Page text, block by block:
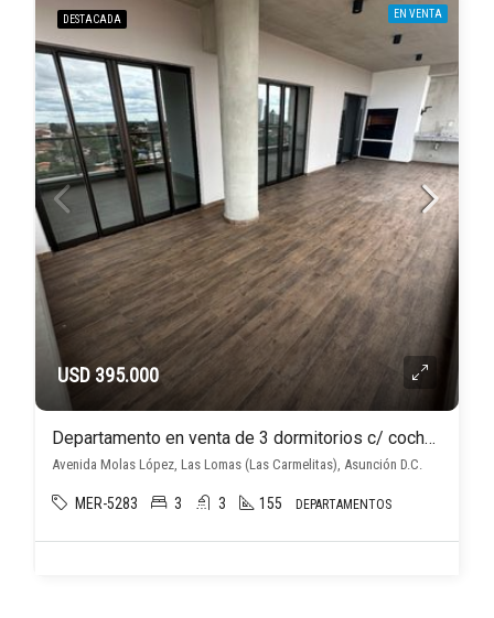
DESTACADA EN VENTA
USD 395.000
Departamento en venta de 3 dormitorios c/ cochera en Las Lomas (Las Carmelitas)
Avenida Molas López, Las Lomas (Las Carmelitas), Asunción D.C.
MER-5283 3 3 155 DEPARTAMENTOS